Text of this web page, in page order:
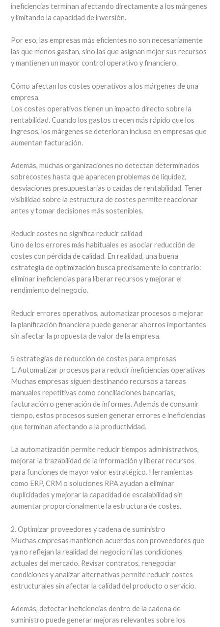
ineficiencias terminan afectando directamente a los márgenes
y limitando la capacidad de inversión.
Por eso, las empresas más eficientes no son necesariamente
las que menos gastan, sino las que asignan mejor sus recursos
y mantienen un mayor control operativo y financiero.
Cómo afectan los costes operativos a los márgenes de una
empresa
Los costes operativos tienen un impacto directo sobre la
rentabilidad. Cuando los gastos crecen más rápido que los
ingresos, los márgenes se deterioran incluso en empresas que
aumentan facturación.
Además, muchas organizaciones no detectan determinados
sobrecostes hasta que aparecen problemas de liquidez,
desviaciones presupuestarias o caídas de rentabilidad. Tener
visibilidad sobre la estructura de costes permite reaccionar
antes y tomar decisiones más sostenibles.
Reducir costes no significa reducir calidad
Uno de los errores más habituales es asociar reducción de
costes con pérdida de calidad. En realidad, una buena
estrategia de optimización busca precisamente lo contrario:
eliminar ineficiencias para liberar recursos y mejorar el
rendimiento del negocio.
Reducir errores operativos, automatizar procesos o mejorar
la planificación financiera puede generar ahorros importantes
sin afectar la propuesta de valor de la empresa.
5 estrategias de reducción de costes para empresas
1. Automatizar procesos para reducir ineficiencias operativas
Muchas empresas siguen destinando recursos a tareas
manuales repetitivas como conciliaciones bancarias,
facturación o generación de informes. Además de consumir
tiempo, estos procesos suelen generar errores e ineficiencias
que terminan afectando a la productividad.
La automatización permite reducir tiempos administrativos,
mejorar la trazabilidad de la información y liberar recursos
para funciones de mayor valor estratégico. Herramientas
como ERP, CRM o soluciones RPA ayudan a eliminar
duplicidades y mejorar la capacidad de escalabilidad sin
aumentar proporcionalmente la estructura de costes.
2. Optimizar proveedores y cadena de suministro
Muchas empresas mantienen acuerdos con proveedores que
ya no reflejan la realidad del negocio ni las condiciones
actuales del mercado. Revisar contratos, renegociar
condiciones y analizar alternativas permite reducir costes
estructurales sin afectar la calidad del producto o servicio.
Además, detectar ineficiencias dentro de la cadena de
suministro puede generar mejoras relevantes sobre los